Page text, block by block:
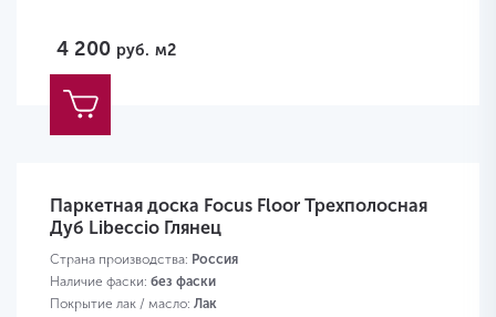
4 200 руб. м2
Паркетная доска Focus Floor Трехполосная
Дуб Libeccio Глянец
Страна производства: Россия
Наличие фаски: без фаски
Покрытие лак / масло: Лак